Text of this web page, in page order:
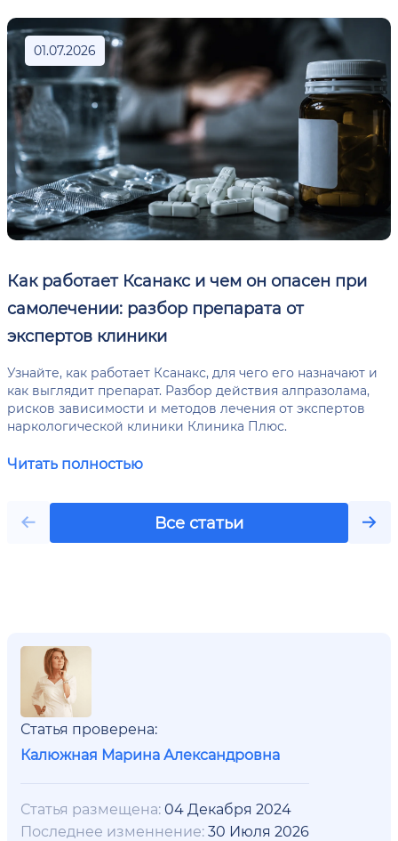
01.07.2026
Как работает Ксанакс и чем он опасен при
самолечении: разбор препарата от
экспертов клиники
Узнайте, как работает Ксанакс, для чего его назначают и
как выглядит препарат. Разбор действия алпразолама,
рисков зависимости и методов лечения от экспертов
наркологической клиники Клиника Плюс.
Читать полностью
Все статьи
Статья проверена:
Калюжная Марина Александровна
Статья размещена:04 Декабря 2024
Последнее изменнение:30 Июля 2026